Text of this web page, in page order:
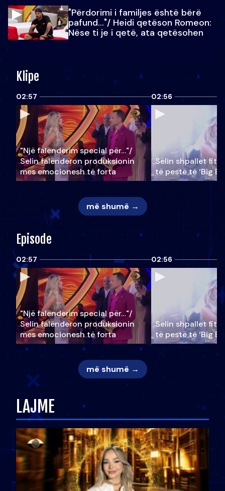
"Përdorimi i familjes është bërë
pafund…"/ Heidi qetëson Romeon:
Nëse ti je i qetë, ata qetësohen
Klipe
02:57
"Një falenderim special për…"/
Selin falënderon produksionin
mes emocionesh të forta
02:56
Selin shpallet
të pestë të ‘Big
më shumë →
Episode
02:57
"Një falenderim special për…"/
Selin falënderon produksionin
mes emocionesh të forta
02:56
Selin shpallet
të pestë të ‘Big
më shumë →
LAJME